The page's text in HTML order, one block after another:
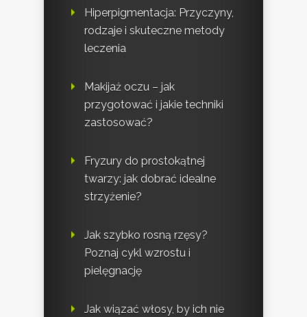
Hiperpigmentacja: Przyczyny,
rodzaje i skuteczne metody
leczenia
Makijaż oczu – jak
przygotować i jakie techniki
zastosować?
Fryzury do prostokątnej
twarzy: jak dobrać idealne
strzyżenie?
Jak szybko rosną rzęsy?
Poznaj cykl wzrostu i
pielęgnację
Jak wiązać włosy, by ich nie